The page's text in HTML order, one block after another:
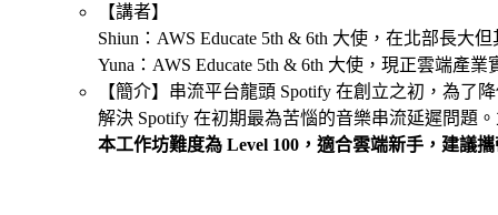
【講者】
Shiun：AWS Educate 5th & 6th 大使，在北部長
Yuna：AWS Educate 5th & 6th 大使，現正雲端產
【簡介】串流平台龍頭 Spotify 在創立之初，為了
解決 Spotify 在初期最為苦惱的音樂串流延遲問題
本工作坊難度為 Level 100，適合雲端新手，建議